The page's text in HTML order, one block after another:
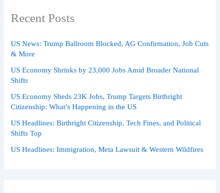
Recent Posts
US News: Trump Ballroom Blocked, AG Confirmation, Job Cuts
& More
US Economy Shrinks by 23,000 Jobs Amid Broader National
Shifts
US Economy Sheds 23K Jobs, Trump Targets Birthright
Citizenship: What’s Happening in the US
US Headlines: Birthright Citizenship, Tech Fines, and Political
Shifts Top
US Headlines: Immigration, Meta Lawsuit & Western Wildfires